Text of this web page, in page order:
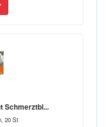
Schmerztbl...
20 St